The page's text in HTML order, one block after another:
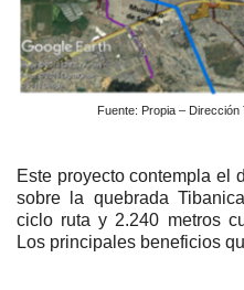
Fuente: Propia –
Este proyecto contempla el
sobre la quebrada
ciclo ruta y 2.240 metros
Los principales beneficios